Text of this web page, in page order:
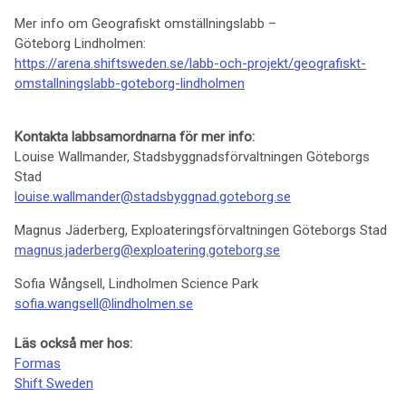
Mer info om Geografiskt omställningslabb –
Göteborg Lindholmen:
https://arena.shiftsweden.se/labb-och-projekt/geografiskt-
omstallningslabb-goteborg-lindholmen
Kontakta labbsamordnarna för mer info:
Louise Wallmander, Stadsbyggnadsförvaltningen Göteborgs
Stad
louise.wallmander@stadsbyggnad.goteborg.se
Magnus Jäderberg, Exploateringsförvaltningen Göteborgs Stad
magnus.jaderberg@exploatering.goteborg.se
Sofia Wångsell, Lindholmen Science Park
sofia.wangsell@lindholmen.se
Läs också mer hos:
Formas
Shift Sweden